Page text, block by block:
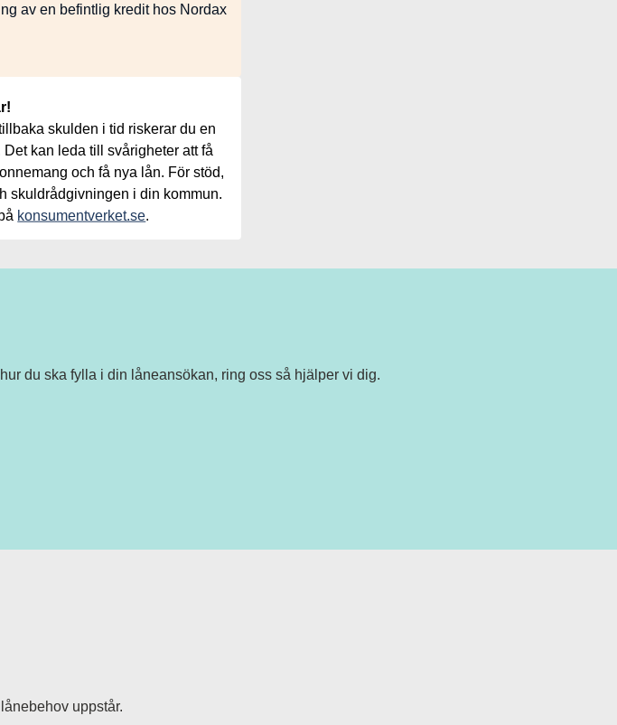
av en befintlig kredit hos Nordax
skulden i tid riskerar du en
kan leda till svårigheter att få
och få nya lån. För stöd,
skuldrådgivningen i din kommun.
konsumentverket.se.
du ska fylla i din låneansökan, ring oss så hjälper vi dig.
uppstår.